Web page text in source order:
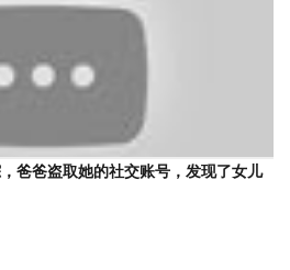
爸爸盗取她的社交账号，发现了女儿